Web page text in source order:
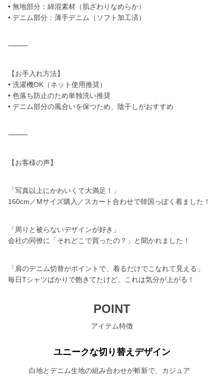
• 無地部分：綿混素材（肌ざわりなめらか）
• デニム部分：薄手デニム（ソフト加工済）
⸻
【お手入れ方法】
• 洗濯機OK（ネット使用推奨）
• 色落ち防止のため単独洗い推奨
• デニム部分の風合いを保つため、陰干しがおすすめ
⸻
【お客様の声】
「写真以上にかわいくて大満足！」
160cm／Mサイズ購入／スカート合わせで韓国っぽく着ました！
「周りと被らないデザインが好き」
会社の同僚に「それどこで買ったの？」と聞かれました！
「肩のデニム切替がポイントで、着るだけでこなれて見える」
毎日Tシャツばかりで飽きてたけど、これは気分が上がる！
POINT
アイテム特徴
ユニークな切り替えデザイン
白地とデニム生地の組み合わせが斬新で、カジュア